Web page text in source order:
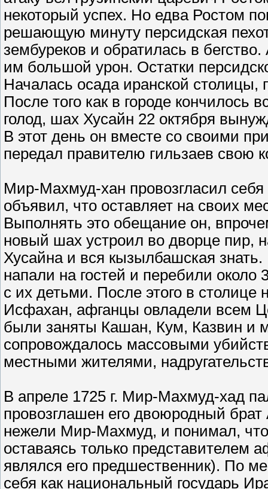
некоторый успех. Но едва Ростом
решающую минуту персидская
зембуреков и обратилась в
им большой урон. Остатки
Началась осада иранской столицы,
После того как в городе кончилось
голод, шах Хусайн 22 октября
В этот день он вместе со своими
передал правителю гильзаев свою
Мир-Махмуд-хан провозгласил
объявил, что оставляет на своих
Выполнять это обещание он,
новый шах устроил во дворце пир,
Хусайна и вся кызылбашская
напали на гостей и перебили
с их детьми. После этого в столице
Исфахан, афганцы овладели всем
были заняты Кашан, Кум, Казвин и
сопровождалось массовыми
местными жителями,
В апреле 1725 г. Мир-Махмуд-хад
провозглашен его двоюродный
нежели Мир-Махмуд, и понимал,
оставаясь только представителем
являлся его предшественник). По
себя как национальный государь